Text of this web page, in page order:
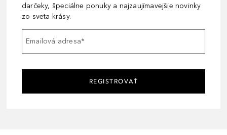
darčeky, špeciálne ponuky a najzaujímavejšie novinky
zo sveta krásy.
Emailová adresa*
REGISTROVAŤ